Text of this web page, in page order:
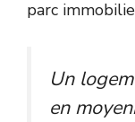
parc
Un
en